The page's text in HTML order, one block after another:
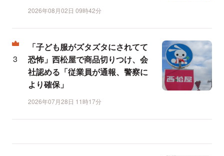
2026年08月02日 09時42分
「子ども服がズタズタにされてて
恐怖」西松屋で商品切りつけ、会
社認める「従業員が通報、警察に
より確保」
2026年07月28日 11時17分